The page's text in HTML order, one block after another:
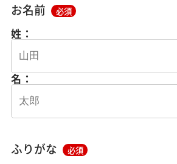
お名前 必須
姓：
名：
ふりがな 必須